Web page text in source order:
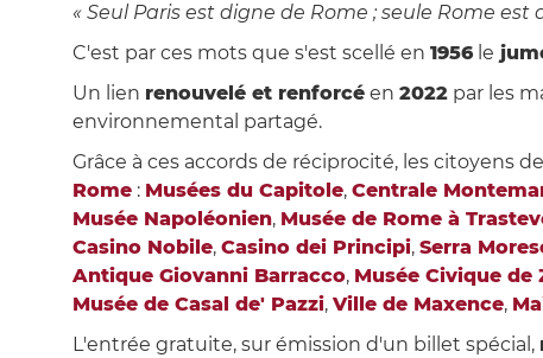
« Seul Paris est digne de Rome ; seule Rome est
C'est par ces mots que s'est scellé en 1956le
Un lien renouvelé et renforcéen 2022par les
environnemental partagé.
Grâce à ces accords de réciprocité, les citoyens
Rome: Musées du Capitole, Centrale
Musée Napoléonien, Musée de Rome à
Casino Nobile, Casino dei Principi, Serra
Antique Giovanni Barracco, Musée Civique de
Musée de Casal de' Pazzi, Ville de Maxence,
L'entrée gratuite, sur émission d'un billet spécial,